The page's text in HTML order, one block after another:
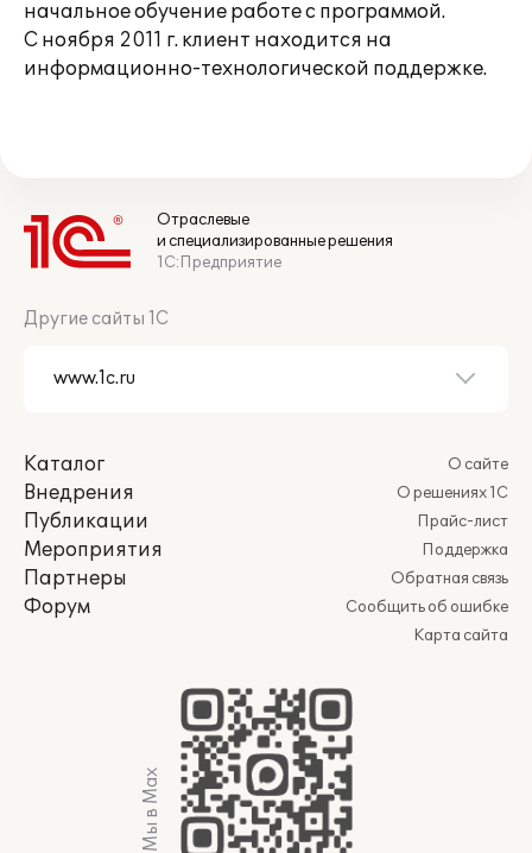
начальное обучение работе с программой.
С ноября 2011 г. клиент находится на
информационно-технологической поддержке.
Отраслевые
и специализированные решения
1С:Предприятие
Другие сайты 1С
Каталог
Внедрения
Публикации
Мероприятия
Партнеры
Форум
О сайте
О решениях 1С
Прайс-лист
Поддержка
Обратная связь
Сообщить об ошибке
Карта сайта
Мы в Max